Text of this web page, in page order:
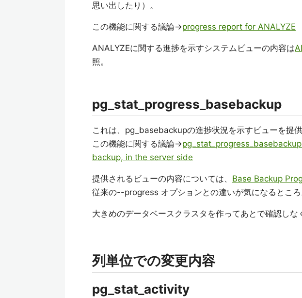
思い出したり）。
この機能に関する議論→progress report for ANALYZE
ANALYZEに関する進捗を示すシステムビューの内容は
照。
pg_stat_progress_basebackup
これは、pg_basebackupの進捗状況を示すビューを提供
この機能に関する議論→
backup, in the server side
提供されるビューの内容については、 Base Backup
従来の--progress オプションとの違いが気になるところ
大きめのデータベースクラスタを作ってあとで確認しな
列単位での変更内容
pg_stat_activity